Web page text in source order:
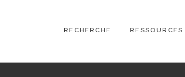
RECHERCHE RESSOURCES